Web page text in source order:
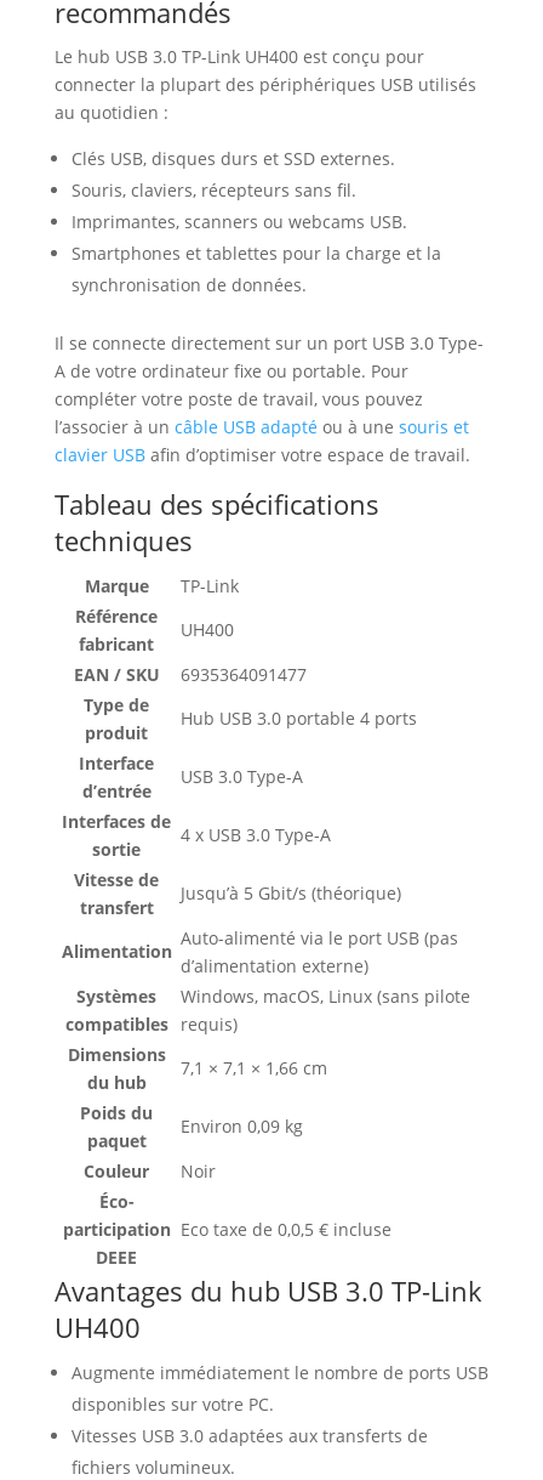
recommandés
Le hub USB 3.0 TP-Link UH400 est conçu pour
connecter la plupart des périphériques USB utilisés
au quotidien :
Clés USB, disques durs et SSD externes.
Souris, claviers, récepteurs sans fil.
Imprimantes, scanners ou webcams USB.
Smartphones et tablettes pour la charge et la
synchronisation de données.
Il se connecte directement sur un port USB 3.0 Type-
A de votre ordinateur fixe ou portable. Pour
compléter votre poste de travail, vous pouvez
l’associer à un câble USB adapté ou à une souris et
clavier USBafin d’optimiser votre espace de travail.
Tableau des spécifications
techniques
Marque
TP-Link
Référence
fabricant
UH400
EAN / SKU
6935364091477
Type de
produit
Hub USB 3.0 portable 4 ports
Interface
d’entrée
USB 3.0 Type-A
Interfaces de
sortie
4 x USB 3.0 Type-A
Vitesse de
transfert
Jusqu’à 5 Gbit/s (théorique)
Alimentation
Auto-alimenté via le port USB (pas
d’alimentation externe)
Systèmes
compatibles
Windows, macOS, Linux (sans pilote
requis)
Dimensions
du hub
7,1 × 7,1 × 1,66 cm
Poids du
paquet
Environ 0,09 kg
Couleur
Noir
Éco-
participation
DEEE
Eco taxe de 0,0,5 € incluse
Avantages du hub USB 3.0 TP-Link
UH400
Augmente immédiatement le nombre de ports USB
disponibles sur votre PC.
Vitesses USB 3.0 adaptées aux transferts de
fichiers volumineux.